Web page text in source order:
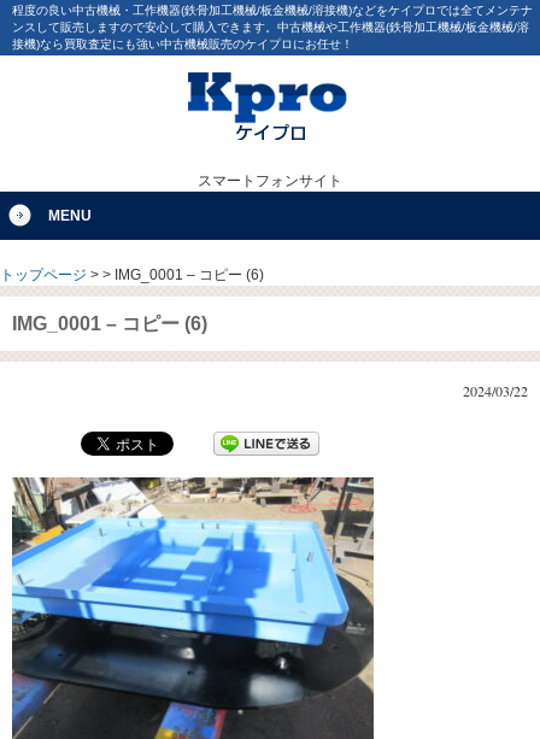
程度の良い中古機械・工作機器(鉄骨加工機械/板金機械/溶接機)などをケイプロでは全てメンテナ
ンスして販売しますので安心して購入できます。中古機械や工作機器(鉄骨加工機械/板金機械/溶
接機)なら買取査定にも強い中古機械販売のケイプロにお任せ！
スマートフォンサイト
MENU
トップページ > > IMG_0001 – コピー (6)
IMG_0001 – コピー (6)
2024/03/22